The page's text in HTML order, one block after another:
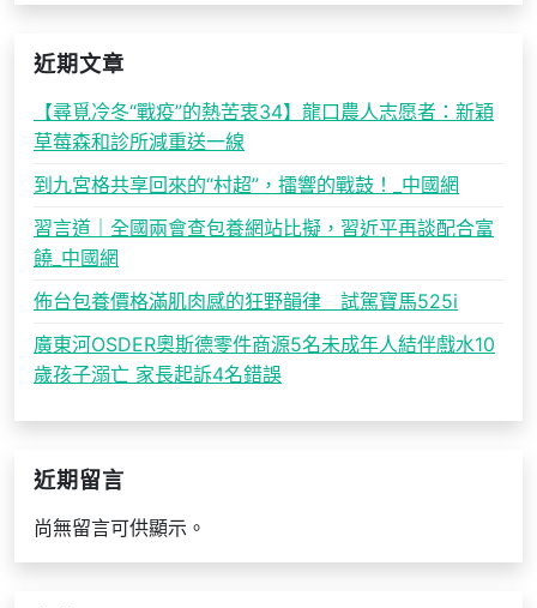
近期文章
【尋覓冷冬“戰疫”的熱苦衷34】龍口農人志愿者：新穎
草莓森和診所減重送一線
到九宮格共享回來的“村超”，擂響的戰鼓！_中國網
習言道｜全國兩會查包養網站比擬，習近平再談配合富
饒_中國網
佈台包養價格滿肌肉感的狂野韻律 試駕寶馬525i
廣東河OSDER奧斯德零件商源5名未成年人結伴戲水10
歲孩子溺亡 家長起訴4名錯誤
近期留言
尚無留言可供顯示。